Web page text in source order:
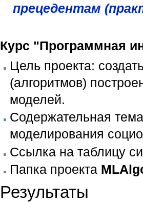
прецедентам
Курс "Программная
Цель проекта:
(алгоритмов)
моделей.
Содержательная
моделирования
Ссылка на таблицу
Папка проекта
Результаты